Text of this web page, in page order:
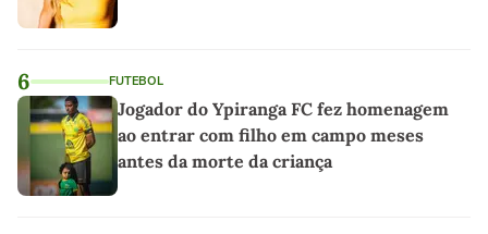
6 FUTEBOL
Jogador do Ypiranga FC fez homenagem
ao entrar com filho em campo meses
antes da morte da criança